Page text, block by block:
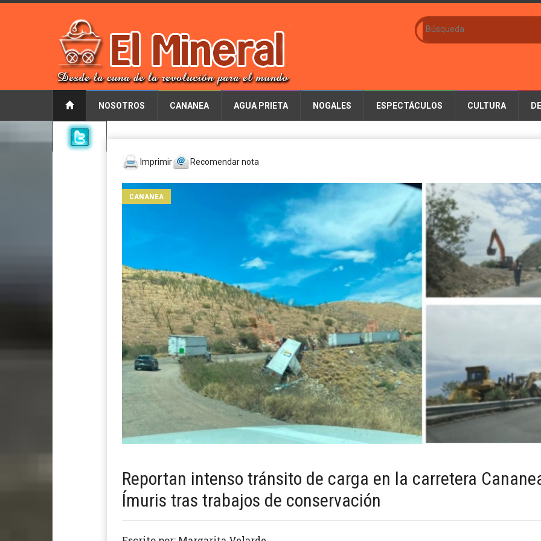
NOSOTROS CANANEA AGUA PRIETA NOGALES ESPECTÁCULOS CULTURA
Imprimir Recomendar nota
CANANEA
Reportan intenso tránsito de carga en la carretera
Ímuris tras trabajos de conservación